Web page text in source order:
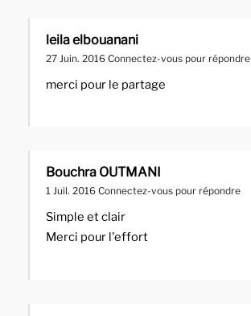
leila elbouanani
27 Juin. 2016 Connectez-vous pour répondre
merci pour le partage
Bouchra OUTMANI
1 Juil. 2016 Connectez-vous pour répondre
Simple et clair
Merci pour l'effort